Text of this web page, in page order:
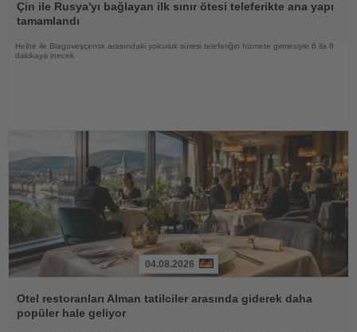
Oku
Çin ile Rusya'yı bağlayan ilk sınır ötesi teleferikte ana yapı
tamamlandı
Heihe ile Blagoveşçensk arasındaki yolculuk süresi teleferiğin hizmete girmesiyle 6 ila 8
dakikaya inecek
Oku
04.08.2026
Otel restoranları Alman tatilciler arasında giderek daha
popüler hale geliyor